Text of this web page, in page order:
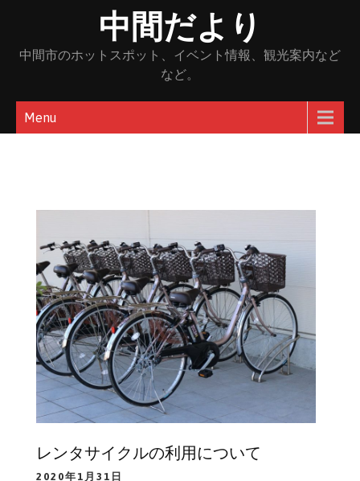
content
中間だより
中間市のホットスポット、イベント情報、観光案内など
など。
Menu
レンタサイクルの利用について
2020年1月31日